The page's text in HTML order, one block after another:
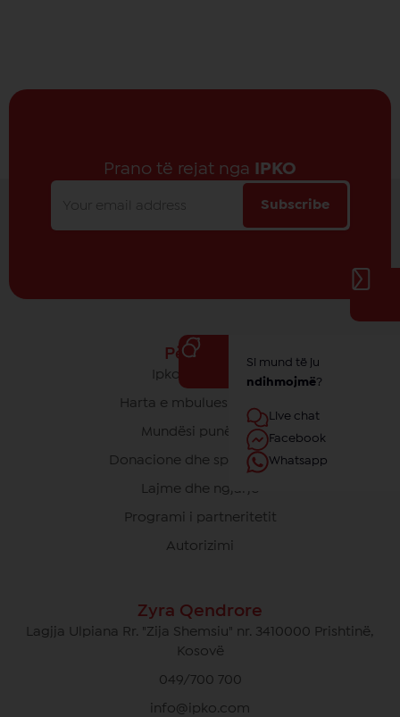
Prano të rejat nga IPKO
Subscribe
Për IPKO
Ipko - Rrethi yt
Harta e mbulueshmërisë
Mundësi punësimi
Donacione dhe sponsorime
Lajme dhe ngjarje
Programi i partneritetit
Autorizimi
Zyra Qendrore
Lagjja Ulpiana Rr. "Zija Shemsiu" nr. 3410000 Prishtinë,
Kosovë
049/700 700
info@ipko.com
Si mund të ju
ndihmojmë?
Live chat
Facebook
Whatsapp